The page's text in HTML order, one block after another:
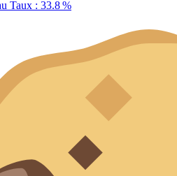
Taux : 33.8 %